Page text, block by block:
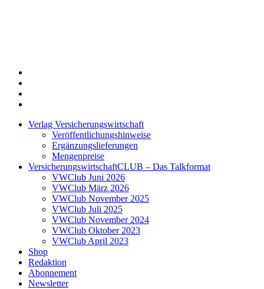
Verlag Versicherungswirtschaft
Veröffentlichungshinweise
Ergänzungslieferungen
Mengenpreise
VersicherungswirtschaftCLUB – Das Talkformat
VWClub Juni 2026
VWClub März 2026
VWClub November 2025
VWClub Juli 2025
VWClub November 2024
VWClub Oktober 2023
VWClub April 2023
Shop
Redaktion
Abonnement
Newsletter